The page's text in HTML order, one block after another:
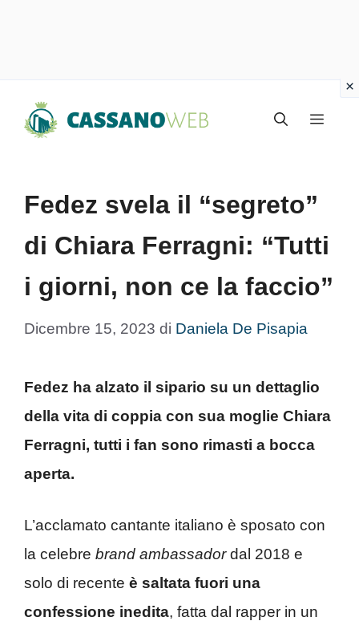
Menu
Fedez svela il “segreto”
di Chiara Ferragni: “Tutti
i giorni, non ce la faccio”
Dicembre 15, 2023 di Daniela De Pisapia
Fedez ha alzato il sipario su un dettaglio
della vita di coppia con sua moglie Chiara
Ferragni, tutti i fan sono rimasti a bocca
aperta.
L’acclamato cantante italiano è sposato con
la celebre brand ambassadordal 2018 e
solo di recente è saltata fuori una
confessione inedita, fatta dal rapper in un